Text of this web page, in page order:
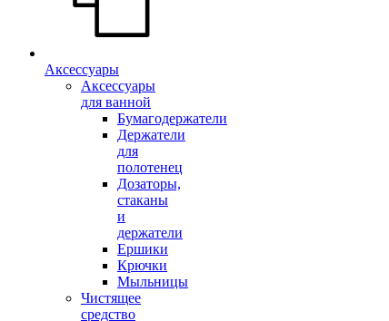
Аксессуары
Аксессуары
для ванной
Бумагодержатели
Держатели
для
полотенец
Дозаторы,
стаканы
и
держатели
Ершики
Крючки
Мыльницы
Чистящее
средство